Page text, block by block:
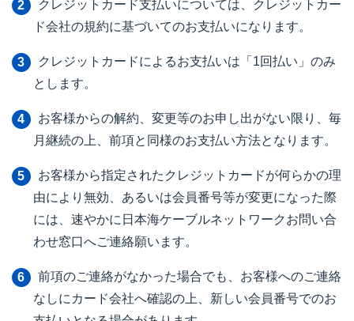
クレジットカード支払いについては、クレジットカー
ド会社の規約に基づいてのお支払いになります。
クレジットカードによるお支払いは「1回払い」のみ
とします。
お客様からの解約、変更等のお申し出がない限り、毎
月継続の上、前項と同様のお支払い方法となります。
お客様から指定されたクレジットカードが何らかの理
由により無効、あるいは会員番号等が変更になった際
には、速やかに日本海ケーブルネットワークお問い合
わせ窓口へご連絡願います。
前項のご連絡がなかった場合でも、お客様へのご連絡
なしにカード会社へ確認の上、新しい会員番号でのお